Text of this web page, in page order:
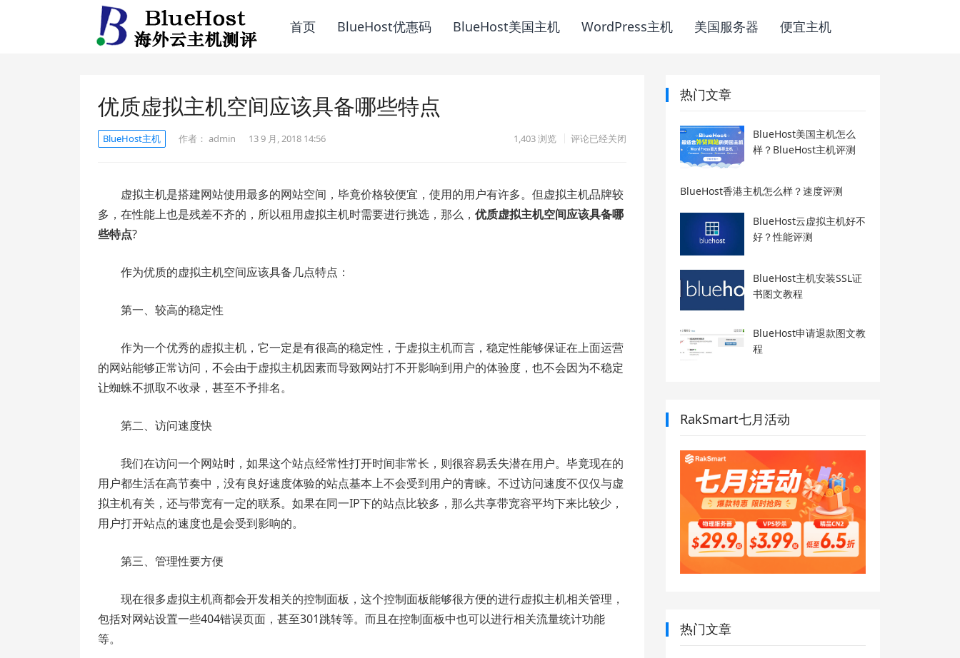
首页 BlueHost优惠码 BlueHost美国主机 WordPress主机 美国服务器 便宜主机
优质虚拟主机空间应该具备哪些特点
BlueHost主机 作者： admin 13 9 月, 2018 14:56 1,403浏览 评论已经关闭
虚拟主机是搭建网站使用最多的网站空间，毕竟价格较便宜，使用的用户有许多。但虚拟主机品牌较
多，在性能上也是残差不齐的，所以租用虚拟主机时需要进行挑选，那么， 优质虚拟主机空间应该具备哪
些特点?
作为优质的虚拟主机空间应该具备几点特点：
第一、较高的稳定性
作为一个优秀的虚拟主机，它一定是有很高的稳定性，于虚拟主机而言，稳定性能够保证在上面运营
的网站能够正常访问，不会由于虚拟主机因素而导致网站打不开影响到用户的体验度，也不会因为不稳定
让蜘蛛不抓取不收录，甚至不予排名。
第二、访问速度快
我们在访问一个网站时，如果这个站点经常性打开时间非常长，则很容易丢失潜在用户。毕竟现在的
用户都生活在高节奏中，没有良好速度体验的站点基本上不会受到用户的青睐。不过访问速度不仅仅与虚
拟主机有关，还与带宽有一定的联系。如果在同一IP下的站点比较多，那么共享带宽容平均下来比较少，
用户打开站点的速度也是会受到影响的。
第三、管理性要方便
现在很多虚拟主机商都会开发相关的控制面板，这个控制面板能够很方便的进行虚拟主机相关管理，
包括对网站设置一些404错误页面，甚至301跳转等。而且在控制面板中也可以进行相关流量统计功能
等。
热门文章
BlueHost美国主机怎么
样？BlueHost主机评测
BlueHost香港主机怎么样？速度评测
BlueHost云虚拟主机好不
好？性能评测
BlueHost主机安装SSL证
书图文教程
BlueHost申请退款图文教
程
RakSmart七月活动
热门文章